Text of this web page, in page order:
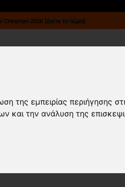
της εμπειρίας περιήγησης
και την ανάλυση της
Cresman 2026 [Δείτε το τώρα]
ΜΠΟΥΖΟΚΛΕΙΔΟ